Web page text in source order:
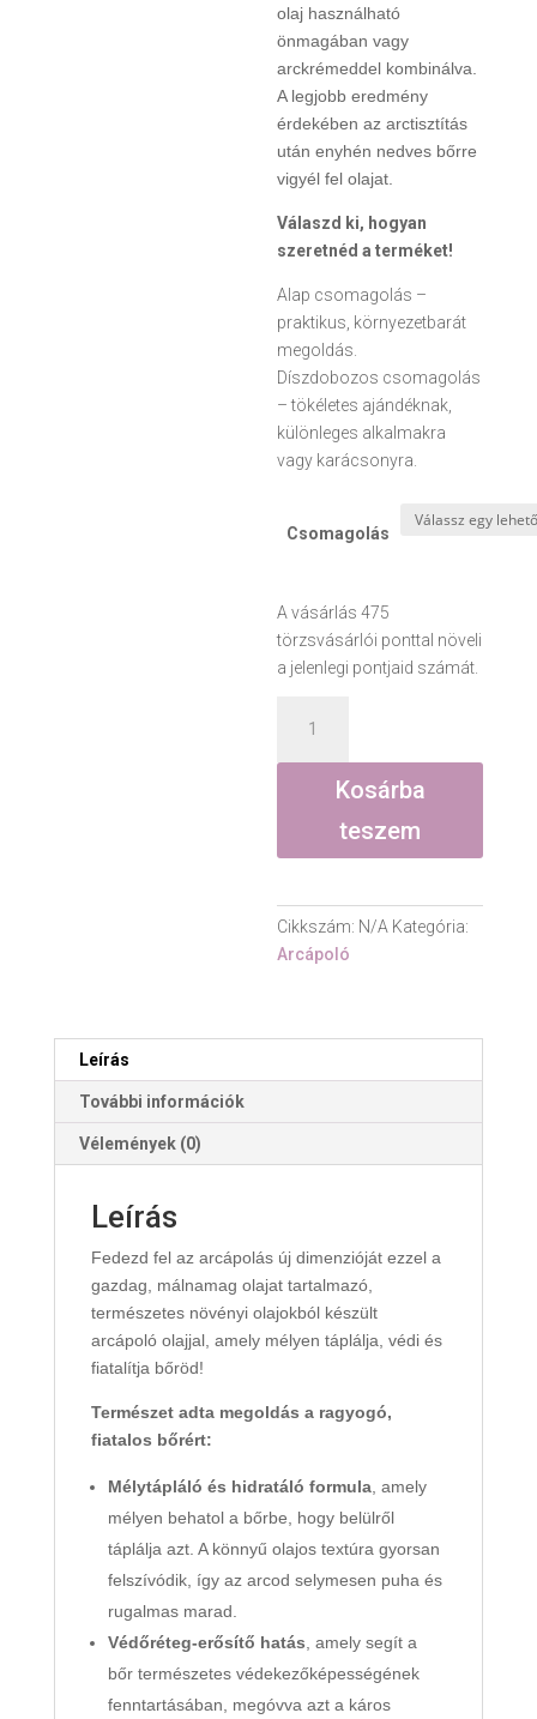
olaj használható
önmagában vagy
arckrémeddel kombinálva.
A legjobb eredmény
érdekében az arctisztítás
után enyhén nedves bőrre
vigyél fel olajat.
Válaszd ki, hogyan
szeretnéd a terméket!
Alap csomagolás –
praktikus, környezetbarát
megoldás.
Díszdobozos csomagolás
– tökéletes ajándéknak,
különleges alkalmakra
vagy karácsonyra.
Csomagolás
A vásárlás 475
törzsvásárlói ponttal növeli
a jelenlegi pontjaid számát.
málnamag
-
15
ml
Kosárba
teszem
Cikkszám: N/A Kategória:
Arcápoló
Leírás
További információk
Vélemények (0)
Leírás
Fedezd fel az arcápolás új dimenzióját ezzel a
gazdag, málnamag olajat tartalmazó,
természetes növényi olajokból készült
arcápoló olajjal, amely mélyen táplálja, védi és
fiatalítja bőröd!
Természet adta megoldás a ragyogó,
fiatalos bőrért:
Mélytápláló és hidratáló formula, amely
mélyen behatol a bőrbe, hogy belülről
táplálja azt. A könnyű olajos textúra gyorsan
felszívódik, így az arcod selymesen puha és
rugalmas marad.
Védőréteg-erősítő hatás , amely segít a
bőr természetes védekezőképességének
fenntartásában, megóvva azt a káros